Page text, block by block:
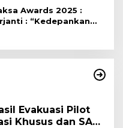
Awards 2025 :
: “Kedepankan
Wujudkan
Evakuasi Pilot
Khusus dan SAR